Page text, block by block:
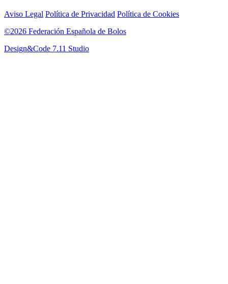
Aviso Legal Política de Privacidad Política de Cookies
©2026 Federación Española de Bolos
Design&Code 7.11 Studio